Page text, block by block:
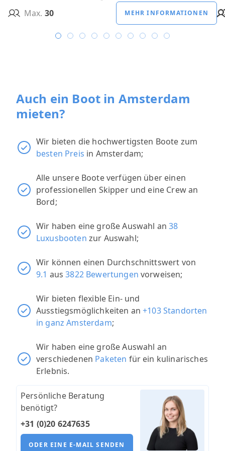
Max. 30 MEHR INFORMATIONEN
Auch ein Boot in Amsterdam
mieten?
Wir bieten die hochwertigsten Boote zum
besten Preis in Amsterdam;
Alle unsere Boote verfügen über einen
professionellen Skipper und eine Crew an
Bord;
Wir haben eine große Auswahl an38
Luxusbooten zur Auswahl;
Wir können einen Durchschnittswert von
9.1 aus3822 Bewertungen vorweisen;
Wir bieten flexible Ein- und
Ausstiegsmöglichkeiten an+103 Standorten
in ganz Amsterdam;
Wir haben eine große Auswahl an
verschiedenen Paketen für ein kulinarisches
Erlebnis.
Persönliche Beratung
benötigt?
+31 (0)20 6247635
ODER EINE E-MAIL SENDEN